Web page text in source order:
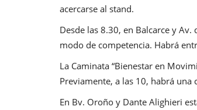
acercarse al stand.
Desde las 8.30, en Balcarce y
modo de competencia. Habrá
La Caminata “Bienestar en
Previamente, a las 10, habrá una
En Bv. Oroño y Dante Alighieri